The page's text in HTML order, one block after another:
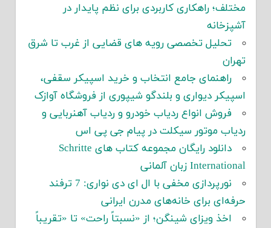
مختلف؛ راهکاری کاربردی برای نظم پایدار در
آشپزخانه
تحلیل تخصصی رویه های قضایی از غرب تا شرق
تهران
راهنمای جامع انتخاب و خرید اسپیکر سقفی،
اسپیکر دیواری و بلندگو شیپوری از فروشگاه آوازک
فروش انواع ردیاب خودرو و ردیاب آهنربایی و
ردیاب موتور سیکلت در پیام جی پی اس
دانلود رایگان مجموعه کتاب های Schritte
International زبان آلمانی
نورپردازی مخفی با ال ای دی نواری: 7 ترفند
حرفه‌ای برای خانه‌های مدرن ایرانی
اخذ ویزای شینگن؛ از «نسبتاً راحت» تا «تقریباً